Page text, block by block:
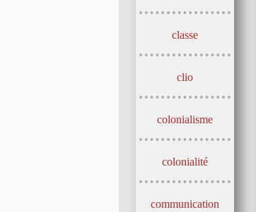
classe
clio
colonialisme
colonialité
communication